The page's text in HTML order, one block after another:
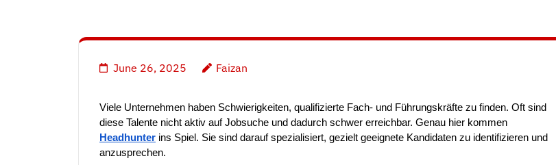
June 26, 2025 Faizan
Viele Unternehmen haben Schwierigkeiten, qualifizierte Fach- und Führungskräfte zu finden. Oft sind
diese Talente nicht aktiv auf Jobsuche und dadurch schwer erreichbar. Genau hier kommen
Headhunter ins Spiel. Sie sind darauf spezialisiert, gezielt geeignete Kandidaten zu identifizieren und
anzusprechen.